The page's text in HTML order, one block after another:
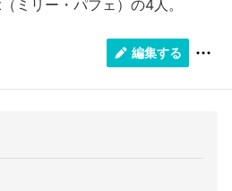
ミリー・パフェ）の4人。
編集する